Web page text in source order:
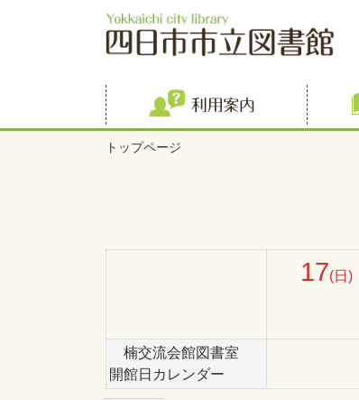
利用案内
トップページ
17(日)
楠交流会館図書室
開館日カレンダー